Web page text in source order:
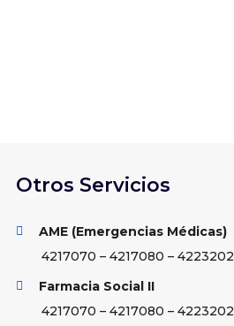
Otros Servicios

AME (Emergencias Médicas)
4217070 – 4217080 – 4223202

Farmacia Social II
4217070 – 4217080 – 4223202